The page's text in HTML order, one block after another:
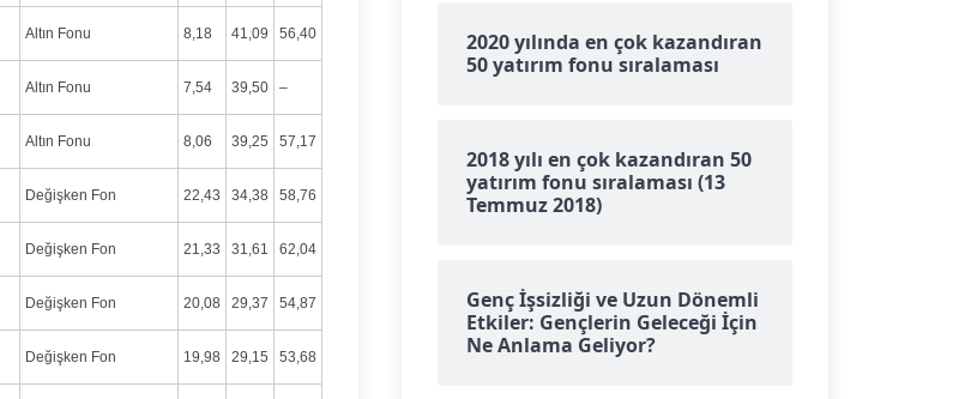
Altın Fonu 8,18 41,09 56,40
Altın Fonu 7,54 39,50 –
Altın Fonu 8,06 39,25 57,17
Değişken Fon 22,43 34,38 58,76
Değişken Fon 21,33 31,61 62,04
Değişken Fon 20,08 29,37 54,87
Değişken Fon 19,98 29,15 53,68
2020 yılında en çok kazandıran
50 yatırım fonu sıralaması
2018 yılı en çok kazandıran 50
yatırım fonu sıralaması (13
Temmuz 2018)
Genç İşsizliği ve Uzun Dönemli
Etkiler: Gençlerin Geleceği İçin
Ne Anlama Geliyor?